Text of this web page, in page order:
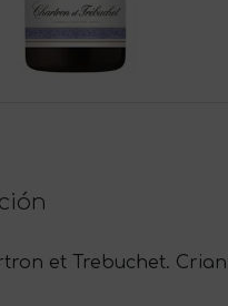
et Trebuchet.